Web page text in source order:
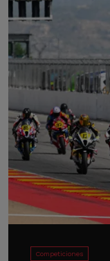
Competiciones